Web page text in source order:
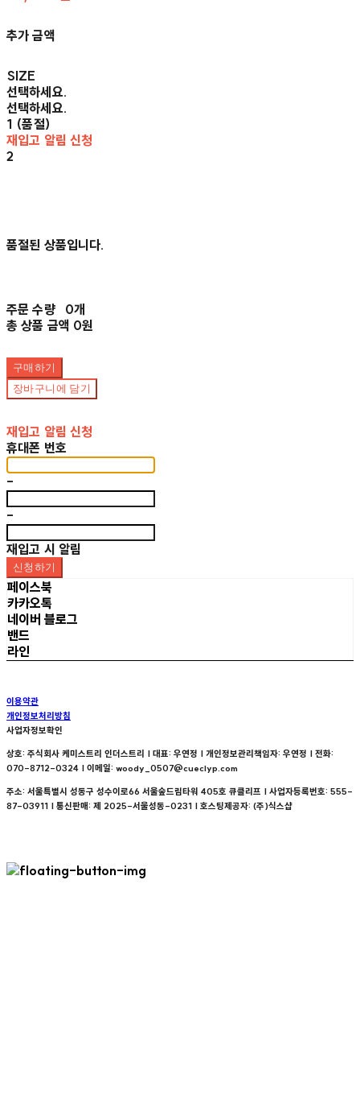
추가 금액
SIZE
선택하세요.
선택하세요.
1 (품절)
재입고 알림 신청
2
품절된 상품입니다.
주문 수량
0개
총 상품 금액 0원
구매하기
장바구니에 담기
재입고 알림 신청
휴대폰 번호
-
-
재입고 시 알림
신청하기
페이스북
카카오톡
네이버 블로그
밴드
라인
이용약관
개인정보처리방침
사업자정보확인
상호: 주식회사 케미스트리 인더스트리 | 대표: 우연정 | 개인정보관리책임자: 우연정 | 전화:
070-8712-0324 | 이메일: woody_0507@cueclyp.com
주소: 서울특별시 성동구 성수이로66 서울숲드림타워 405호 큐클리프 | 사업자등록번호: 555-
87-03911 | 통신판매: 제 2025-서울성동-0231 | 호스팅제공자: (주)식스샵